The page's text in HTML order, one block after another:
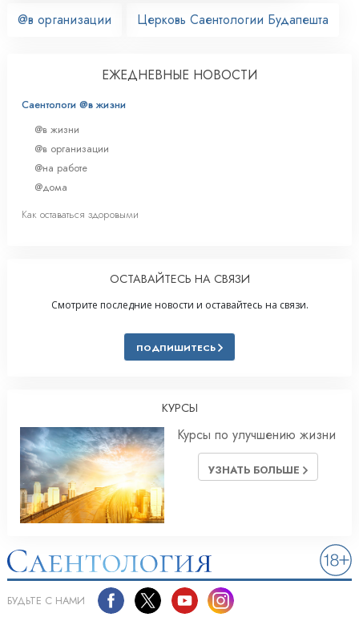
@в организации Церковь Саентологии Будапешта
ЕЖЕДНЕВНЫЕ НОВОСТИ
Саентологи @в жизни
@в жизни
@в организации
@на работе
@дома
Как оставаться здоровыми
ОСТАВАЙТЕСЬ НА СВЯЗИ
Смотрите последние новости и оставайтесь на связи.
ПОДПИШИТЕСЬ
КУРСЫ
Курсы по улучшению жизни
УЗНАТЬ БОЛЬШЕ
БУДЬТЕ С НАМИ